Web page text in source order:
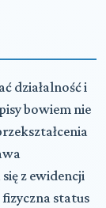
działalność i
bowiem nie
z ewidencji
status